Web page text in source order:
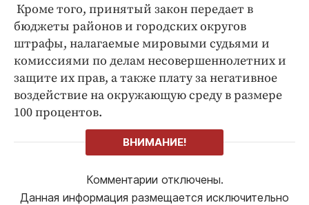
Кроме того, принятый закон передает в
бюджеты районов и городских округов
штрафы, налагаемые мировыми судьями и
комиссиями по делам несовершеннолетних и
защите их прав, а также плату за негативное
воздействие на окружающую среду в размере
100 процентов.
ВНИМАНИЕ!
Комментарии отключены.
Данная информация размещается исключительно